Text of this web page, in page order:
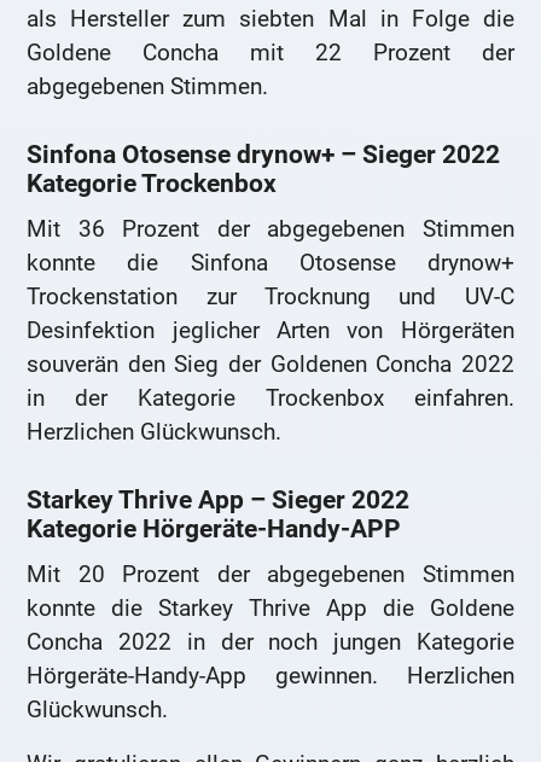
als Hersteller zum siebten Mal in Folge die
Goldene Concha mit 22 Prozent der
abgegebenen Stimmen.
Sinfona Otosense drynow+ – Sieger 2022
Kategorie Trockenbox
Mit 36 Prozent der abgegebenen Stimmen
konnte die Sinfona Otosense drynow+
Trockenstation zur Trocknung und UV-C
Desinfektion jeglicher Arten von Hörgeräten
souverän den Sieg der Goldenen Concha 2022
in der Kategorie Trockenbox einfahren.
Herzlichen Glückwunsch.
Starkey Thrive App – Sieger 2022
Kategorie Hörgeräte-Handy-APP
Mit 20 Prozent der abgegebenen Stimmen
konnte die Starkey Thrive App die Goldene
Concha 2022 in der noch jungen Kategorie
Hörgeräte-Handy-App gewinnen. Herzlichen
Glückwunsch.